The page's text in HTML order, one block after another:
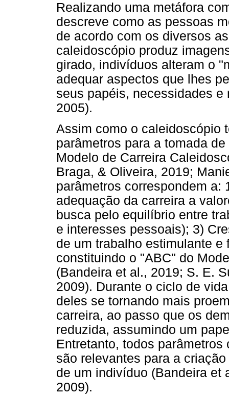
Realizando uma metáfora
descreve como as pessoas
de acordo com os diversos
caleidoscópio produz
girado, indivíduos alteram o
adequar aspectos que lhes
seus papéis, necessidades
2005).
Assim como o caleidoscópio
parâmetros para a tomada
Modelo de Carreira
Braga, & Oliveira, 2019;
parâmetros correspondem a:
adequação da carreira a
busca pelo equilíbrio entre
e interesses pessoais); 3)
de um trabalho estimulante
constituindo o "ABC" do
(Bandeira et al., 2019; S. E.
2009). Durante o ciclo de
deles se tornando mais
carreira, ao passo que os
reduzida, assumindo um
Entretanto, todos
são relevantes para a
de um indivíduo (Bandeira et
2009).